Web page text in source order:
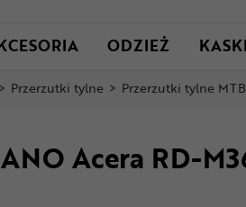
ODZIEŻ KASKI
> Przerzutki tylne > Przerzutki tylne MTB
Acera RD-